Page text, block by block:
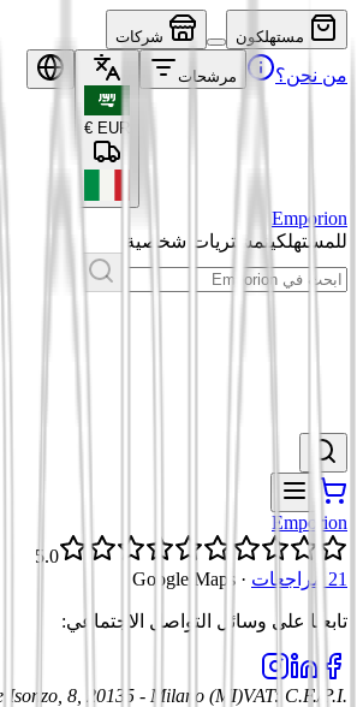
مستهلكون شركات
من نحن؟ مرشحات
EUR
€
Emporion
للمستهلكينمشتريات شخصية
Emporion
5.0
21 مراجعات
·
Google Maps
تابعنا على وسائل التواصل الاجتماعي:
Isonzo, 8, 20135 - Milano (MI)VAT: C.F./P.I.